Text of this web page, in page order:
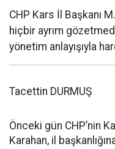
CHP Kars İl Başkanı
hiçbir ayrım
yönetim anlayışıyla
Tacettin DURMUŞ
Önceki gün CHP’nin
Karahan, il